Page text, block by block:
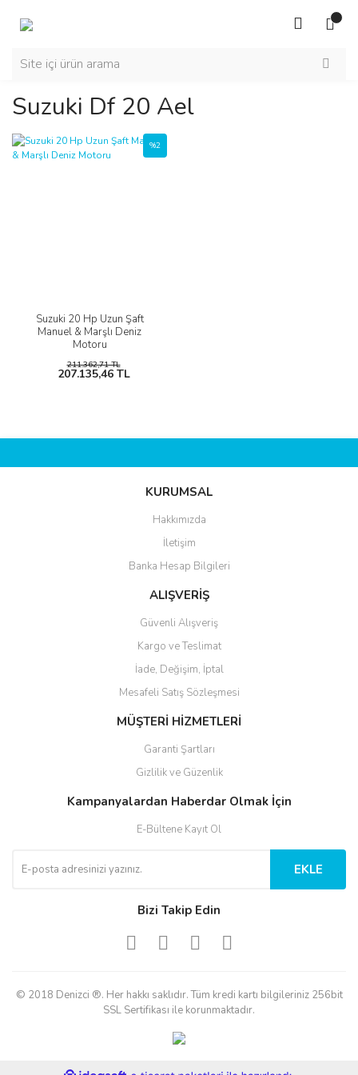
Suzuki Df 20 Ael
Suzuki 20 Hp Uzun Şaft
Manuel & Marşlı Deniz
Motoru
%2
211.362,71 TL
207.135,46 TL
KURUMSAL
Hakkımızda
İletişim
Banka Hesap Bilgileri
ALIŞVERİŞ
Güvenli Alışveriş
Kargo ve Teslimat
İade, Değişim, İptal
Mesafeli Satış Sözleşmesi
MÜŞTERİ HİZMETLERİ
Garanti Şartları
Gizlilik ve Güzenlik
Kampanyalardan Haberdar Olmak İçin
E-Bültene Kayıt Ol
EKLE
Bizi Takip Edin
© 2018 Denizci ®. Her hakkı saklıdır. Tüm kredi kartı bilgileriniz 256bit
SSL Sertifikası ile korunmaktadır.